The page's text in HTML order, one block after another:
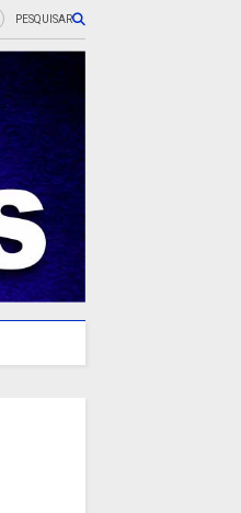
PESQUISAR